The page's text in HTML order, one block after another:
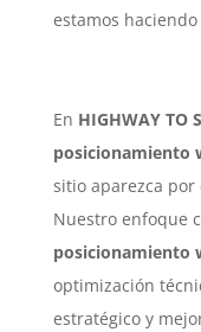
estamos
En HIGHWAY TO
posicionamiento
sitio aparezca
Nuestro enfoque
posicionamiento
optimización
estratégico y